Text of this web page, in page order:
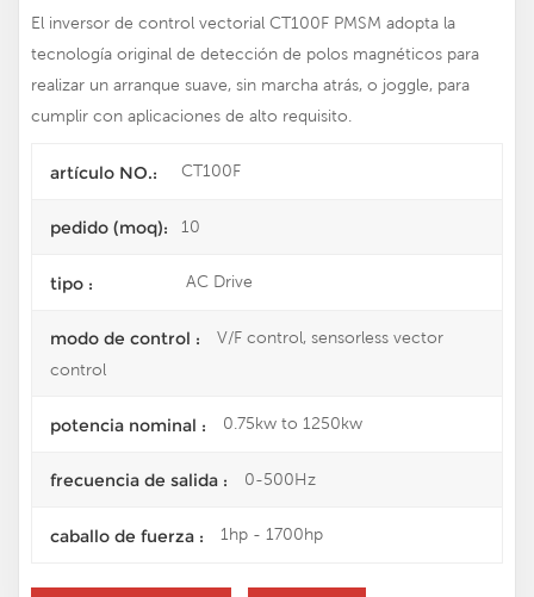
El inversor de control vectorial CT100F PMSM adopta la
tecnología original de detección de polos magnéticos para
realizar un arranque suave, sin marcha atrás, o joggle, para
cumplir con aplicaciones de alto requisito.
artículo NO.: CT100F
pedido (moq): 10
tipo : AC Drive
modo de control :
V/F control, sensorless vector
control
potencia nominal : 0.75kw to 1250kw
frecuencia de salida : 0-500Hz
caballo de fuerza : 1hp - 1700hp